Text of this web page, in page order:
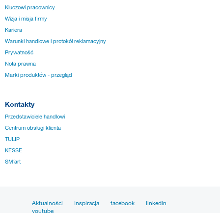
Kluczowi pracownicy
Wizja i misja firmy
Kariera
Warunki handlowe i protokół reklamacyjny
Prywatność
Nota prawna
Marki produktów - przegląd
Kontakty
Przedstawiciele handlowi
Centrum obsługi klienta
TULIP
KESSE
SM´art
Aktualności Inspiracja facebook
linkedin
youtube